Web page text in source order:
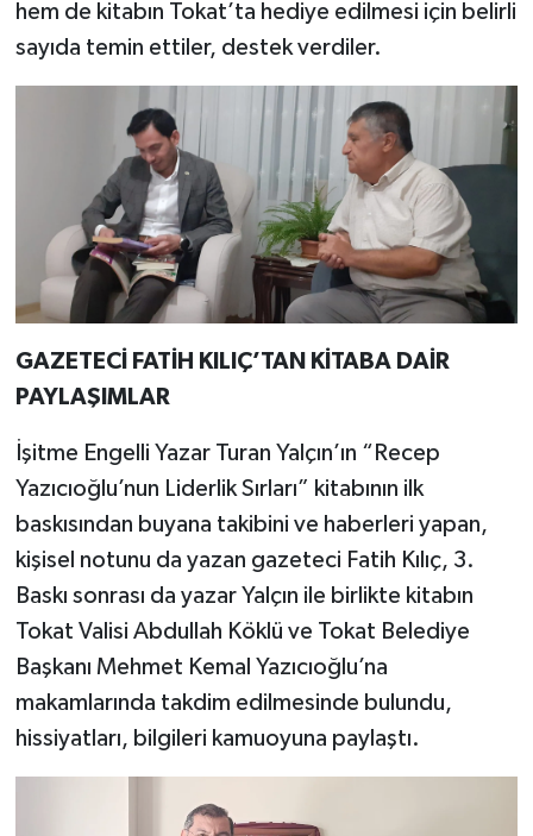
hem de kitabın Tokat’ta hediye edilmesi için belirli
sayıda temin ettiler, destek verdiler.
GAZETECİ FATİH KILIÇ’TAN KİTABA DAİR
PAYLAŞIMLAR
İşitme Engelli Yazar Turan Yalçın’ın “Recep
Yazıcıoğlu’nun Liderlik Sırları” kitabının ilk
baskısından buyana takibini ve haberleri yapan,
kişisel notunu da yazan gazeteci Fatih Kılıç, 3.
Baskı sonrası da yazar Yalçın ile birlikte kitabın
Tokat Valisi Abdullah Köklü ve Tokat Belediye
Başkanı Mehmet Kemal Yazıcıoğlu’na
makamlarında takdim edilmesinde bulundu,
hissiyatları, bilgileri kamuoyuna paylaştı.